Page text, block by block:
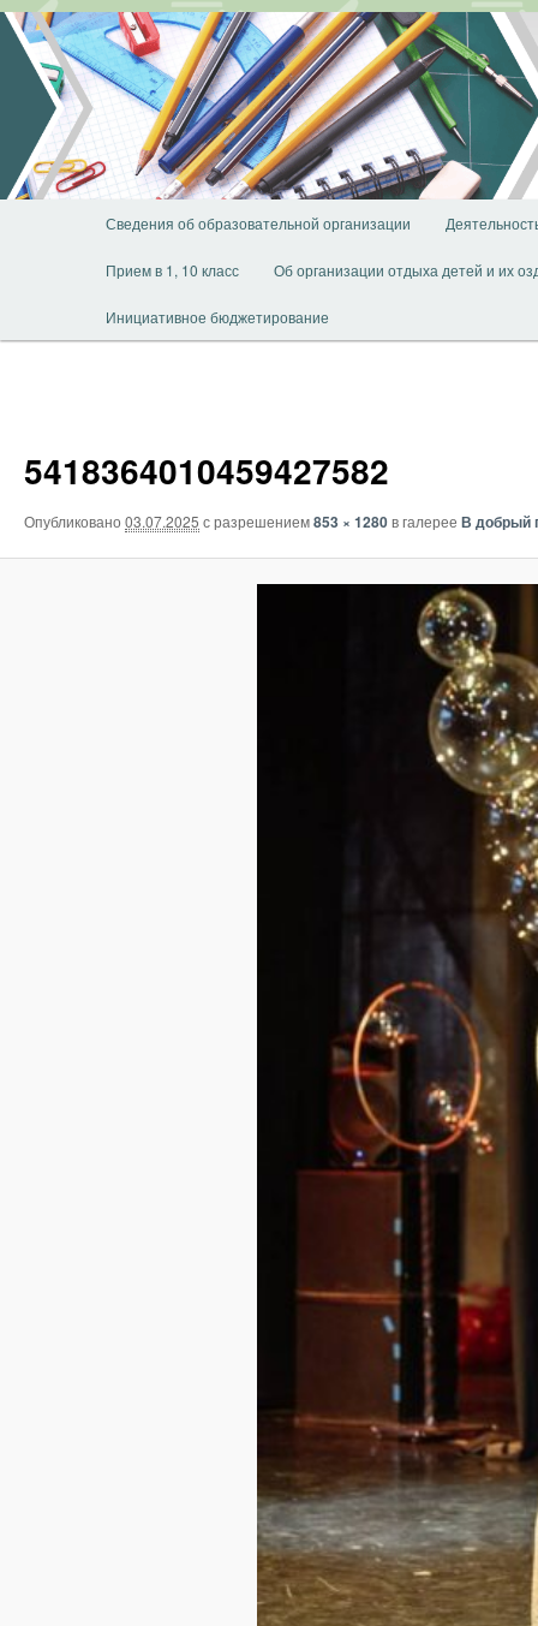
Перейти
основному
содержимому
Сведения об образовательной организации
Прием в 1, 10 класс Об организации отдыха детей и их
Инициативное бюджетирование
5418364010459427582
Опубликовано 03.07.2025 с разрешением853 × 1280в галерее В добрый